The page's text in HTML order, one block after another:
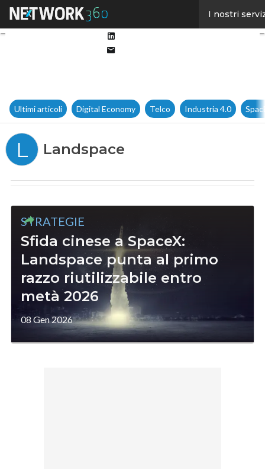
I nostri
Ultimi articoli Digital Economy Telco Industria 4.0
L Landspace
STRATEGIE
Sfida cinese a SpaceX:
Landspace punta al primo
razzo riutilizzabile entro
metà 2026
08 Gen 2026